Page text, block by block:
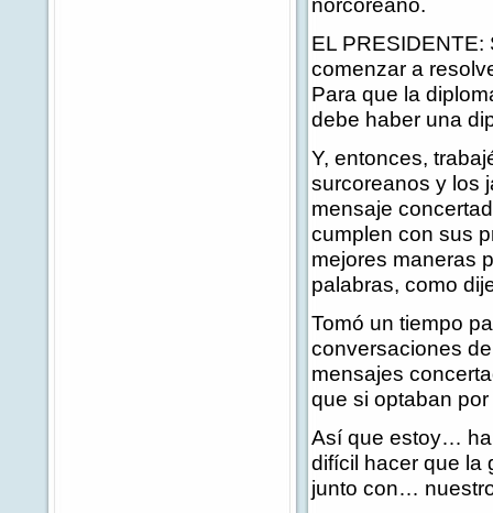
EL
comenzar a
Para que la
debe haber una
Y, entonces,
surcoreanos y los
mensaje
cumplen con sus
mejores maneras
palabras, como
Tomó un tiempo
conversaciones
mensajes
que si optaban
Así que estoy…
difícil hacer que la
junto con…